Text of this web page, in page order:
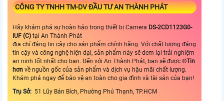
CÔNG TY TNHH TM-DV ĐẦU TƯ AN THÀNH PHÁT
Hãy khám phá sự hoàn hảo trong thiết bị Camera DS-2CD1123G0-
IUF (C) tại An Thành Phát
địa chỉ đáng tin cậy cho sản phẩm chính hãng. Với chất lượng đáng
tin cậy và công nghệ hiện đại, sản phẩm này sẽ đem lại trải nghiệm
an ninh tốt nhất cho bạn. Đến với An Thành Phát, bạn sẽ được ®️Tin
hơn về nguồn gốc của sản phẩm và dịch vụ hậu mãi chất lượng.
Khám phá ngay để bảo vệ an toàn cho gia đình và tài sản của bạn!
Trụ Sở: 51 Lũy Bán Bích, Phường Phú Thạnh, TP.HCM